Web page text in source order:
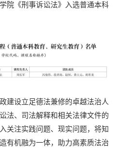
院《刑事诉讼法》入选普通本科
建设立足德法兼修的卓越法治人
法、司法解释和相关法律文件的
关注实践问题、现实问题，将知
有机融为一体，助力高素质法治